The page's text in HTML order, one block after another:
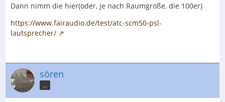
Dann nimm die hier(oder, je nach Raumgröße, die 100er)
https://www.fairaudio.de/test/atc-scm50-psl-
lautsprecher/
sören
...